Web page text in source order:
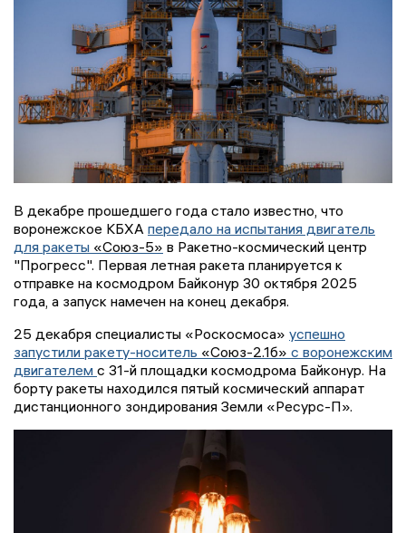
В декабре прошедшего года стало известно, что
воронежское КБХА передало на испытания двигатель
для ракеты «Союз-5» в Ракетно-космический центр
"Прогресс". Первая летная ракета планируется к
отправке на космодром Байконур 30 октября 2025
года, а запуск намечен на конец декабря.
25 декабря специалисты «Роскосмоса» успешно
запустили ракету-носитель «Союз-2.1б» с воронежским
двигателем с 31-й площадки космодрома Байконур. На
борту ракеты находился пятый космический аппарат
дистанционного зондирования Земли «Ресурс-П».